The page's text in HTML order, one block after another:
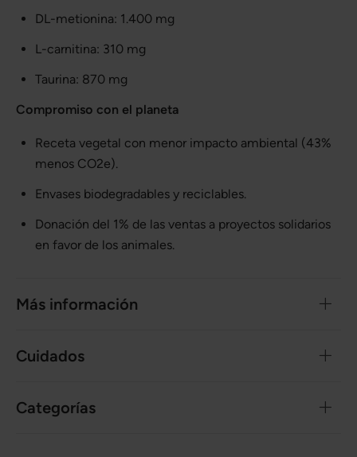
DL-metionina: 1.400 mg
L-carnitina: 310 mg
Taurina: 870 mg
Compromiso con el planeta
Receta vegetal con menor impacto ambiental (43%
menos CO2e).
Envases biodegradables y reciclables.
Donación del 1% de las ventas a proyectos solidarios
en favor de los animales.
Más información
Cuidados
Categorías